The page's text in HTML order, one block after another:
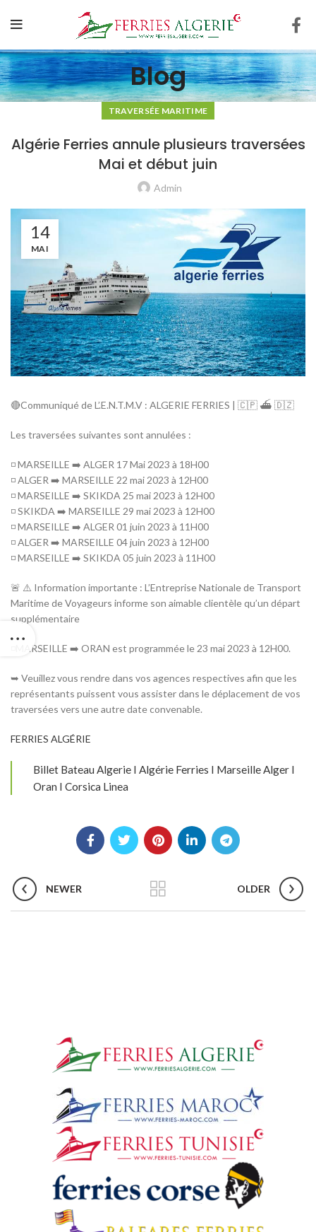
Blog
TRAVERSÉE MARITIME
Algérie Ferries annule plusieurs traversées
Mai et début juin
Admin
14
MAI
🔴Communiqué de L’.E.N.T.M.V : ALGERIE FERRIES | 🇨🇵 ⛴️ 🇩🇿
Les traversées suivantes sont annulées :
◽ MARSEILLE ➡️ ALGER 17 Mai 2023 à 18H00
◽ ALGER ➡️ MARSEILLE 22 mai 2023 à 12H00
◽ MARSEILLE ➡️ SKIKDA 25 mai 2023 à 12H00
◽ SKIKDA ➡️ MARSEILLE 29 mai 2023 à 12H00
◽ MARSEILLE ➡️ ALGER 01 juin 2023 à 11H00
◽ ALGER ➡️ MARSEILLE 04 juin 2023 à 12H00
◽ MARSEILLE ➡️ SKIKDA 05 juin 2023 à 11H00
🚨 ⚠️ Information importante : L’Entreprise Nationale de Transport
Maritime de Voyageurs informe son aimable clientèle qu’un départ
supplémentaire
◽MARSEILLE ➡️ ORAN est programmée le 23 mai 2023 à 12H00.
➥ Veuillez vous rendre dans vos agences respectives afin que les
représentants puissent vous assister dans le déplacement de vos
traversées vers une autre date convenable.
FERRIES ALGÉRIE
Billet Bateau Algerie I Algérie Ferries I Marseille Alger I
Oran I Corsica Linea
NEWER OLDER